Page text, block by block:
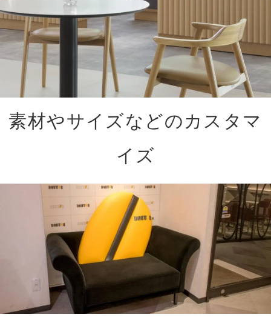
素材やサイズなどのカスタマ
イズ